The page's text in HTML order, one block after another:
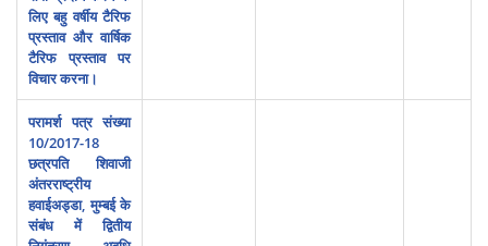
लिए बहु वर्षीय टैरिफ
प्रस्‍ताव और वार्षिक
टैरिफ प्रस्‍ताव पर
विचार करना।
परामर्श पत्र संख्या
10/2017-18
छत्रपति शिवाजी
अंतरराष्‍ट्रीय
हवाईअड्डा, मुम्‍बई के
संबंध में द्वितीय